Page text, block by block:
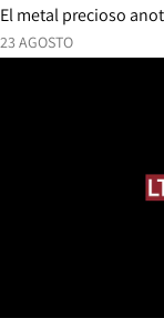
23 AGOSTO
El metal precioso